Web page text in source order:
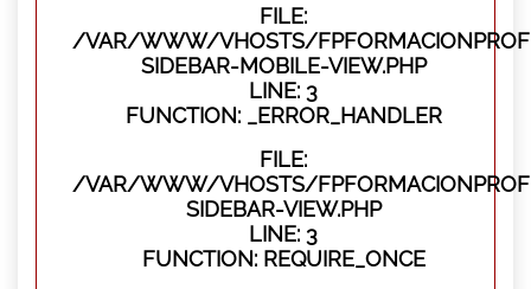
FILE:
/VAR/WWW/VHOSTS/
SIDEBAR-MOBILE-VIEW.PHP
LINE: 3
FUNCTION: _ERROR_HANDLER
FILE:
/VAR/WWW/VHOSTS/
SIDEBAR-VIEW.PHP
LINE: 3
FUNCTION: REQUIRE_ONCE